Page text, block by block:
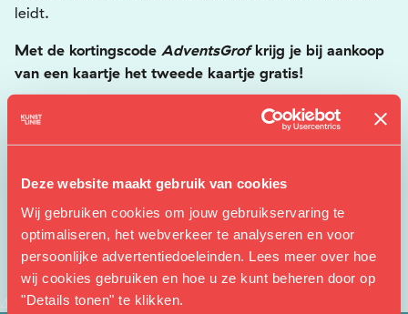
Deze website maakt gebruik van cookies
Wij gebruiken cookies om jouw gebruikservaring te
optimaliseren, het webverkeer te analyseren en voor
persoonlijke advertentiedoeleinden. Lees meer over hoe
wij cookies gebruiken en hoe u ze kunt beheren door op
"Details tonen" te klikken.
leidt.
Met de kortingscode AdventsGrofkrijg je bij aankoop
van een kaartje het tweede kaartje gratis!